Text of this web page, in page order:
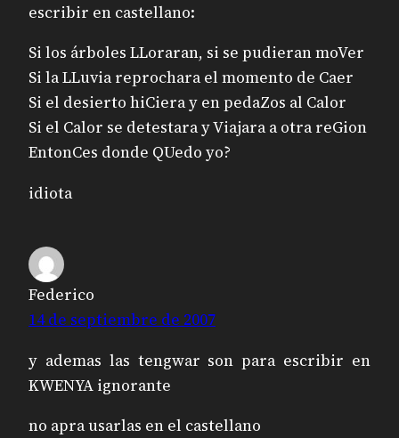
escribir en castellano:
Si los árboles LLoraran, si se pudieran moVer
Si la LLuvia reprochara el momento de Caer
Si el desierto hiCiera y en pedaZos al Calor
Si el Calor se detestara y Viajara a otra reGion
EntonCes donde QUedo yo?
idiota
Federico
14 de septiembre de 2007
y ademas las tengwar son para escribir en
KWENYA ignorante
no apra usarlas en el castellano